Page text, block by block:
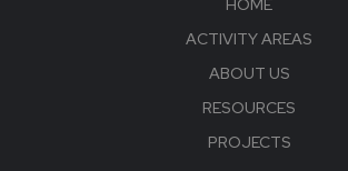
HOME
ACTIVITY AREAS
ABOUT US
RESOURCES
PROJECTS